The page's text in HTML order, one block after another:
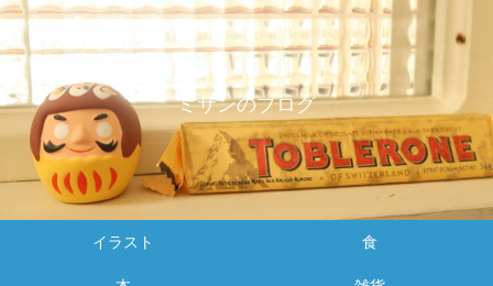
ミサンのブログ
イラスト 食